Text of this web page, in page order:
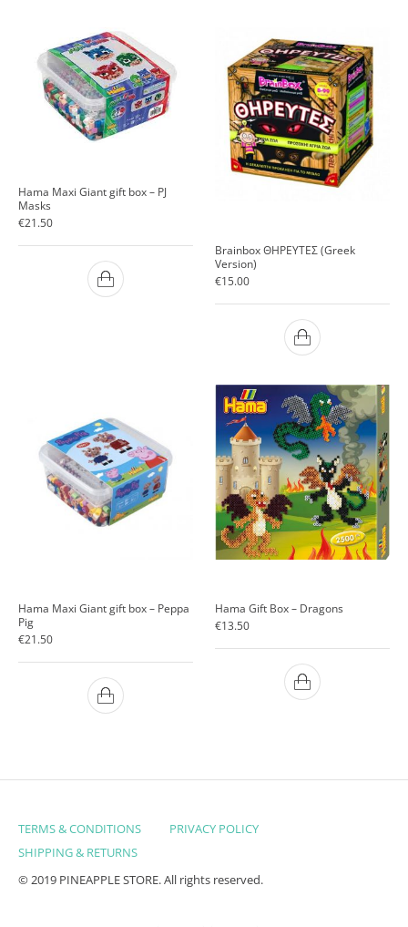
Hama Maxi Giant gift box – PJ
Masks
€21.50
Brainbox ΘΗΡΕΥΤΕΣ (Greek
Version)
€15.00
Hama Maxi Giant gift box – Peppa
Pig
€21.50
Hama Gift Box – Dragons
€13.50
TERMS & CONDITIONS
PRIVACY POLICY
SHIPPING & RETURNS
© 2019 PINEAPPLE STORE. All rights reserved.